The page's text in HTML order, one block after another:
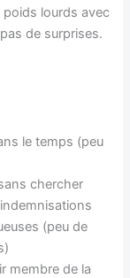
lourds avec
de surprises.
le temps (peu
chercher
(peu de
membre de la